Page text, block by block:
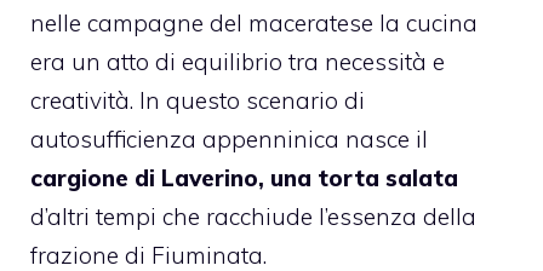
nelle campagne del maceratese la cucina
era un atto di equilibrio tra necessità e
creatività. In questo scenario di
autosufficienza appenninica nasce il
cargione di Laverino, una torta salata
d’altri tempi che racchiude l’essenza della
frazione di Fiuminata.